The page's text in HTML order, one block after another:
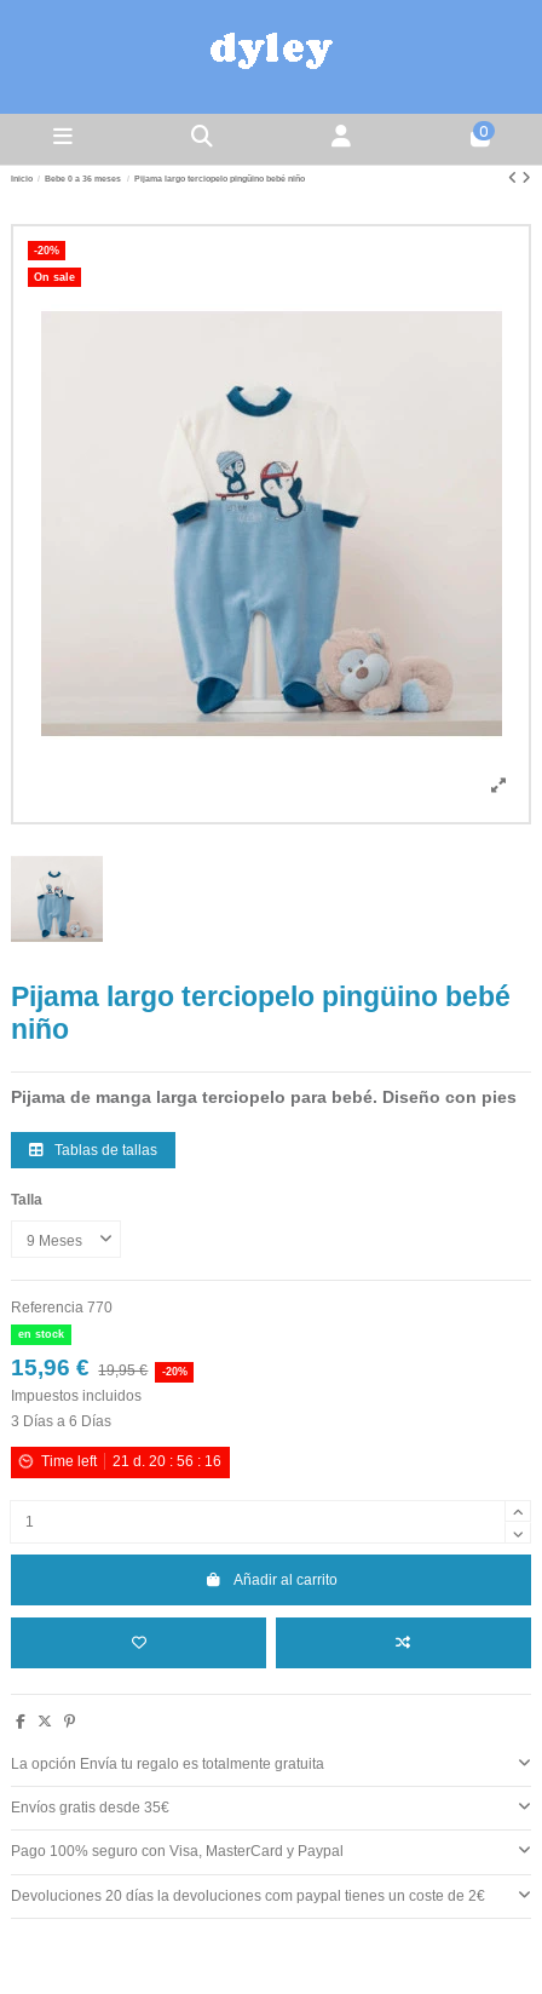
0
Inicio Bebe 0 a 36 meses Pijama largo terciopelo pingüino bebé niño
-20%
On sale
Pijama largo terciopelo pingüino bebé
niño
Pijama de manga larga terciopelo para bebé. Diseño con pies
Tablas de tallas
Talla
Referencia 770
en stock
15,96 € 19,95 € -20%
Impuestos incluidos
3 Días a 6 Días
Time left 21 d. 20 :56 : 15
Añadir al carrito
La opción Envía tu regalo es totalmente gratuita
Envíos gratis desde 35€
Pago 100% seguro con Visa, MasterCard y Paypal
Devoluciones 20 días la devoluciones com paypal tienes un coste de 2€